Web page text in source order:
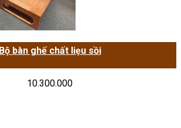
Bộ bàn ghế chất liẹu sồi
10.300.000